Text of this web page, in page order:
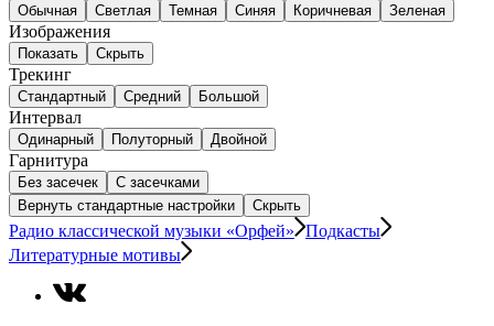
Обычная Светлая Темная Синяя Коричневая Зеленая
Изображения
Показать Скрыть
Трекинг
Стандартный Средний Большой
Интервал
Одинарный Полуторный Двойной
Гарнитура
Без засечек
С засечками
Вернуть стандартные настройки
Скрыть
Радио классической музыки «Орфей»
Подкасты
Литературные мотивы